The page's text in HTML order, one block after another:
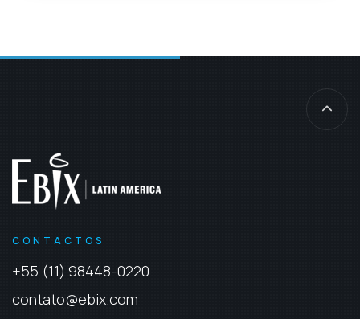
CONTACTOS
+55 (11) 98448-0220
contato@ebix.com